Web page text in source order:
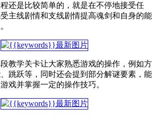
还是比较简单的，就是在不停地接受任
主线剧情和支线剧情提高魂剑和自身的能
教学关卡让大家熟悉游戏的操作，例如方
跳跃等，同时还会提到部分解谜要素，能
戏并掌握一定的操作技巧。